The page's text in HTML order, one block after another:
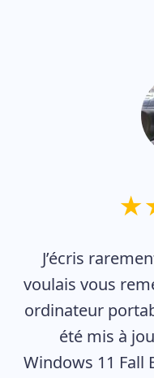
J’écris
voulais vous
ordinateur
été mis à
Windows 11 Fall